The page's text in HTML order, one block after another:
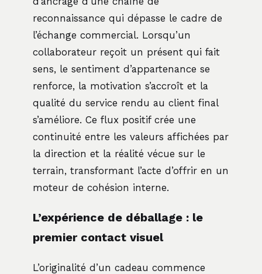
reconnaissance qui dépasse le cadre de
l’échange commercial. Lorsqu’un
collaborateur reçoit un présent qui fait
sens, le sentiment d’appartenance se
renforce, la motivation s’accroît et la
qualité du service rendu au client final
s’améliore. Ce flux positif crée une
continuité entre les valeurs affichées par
la direction et la réalité vécue sur le
terrain, transformant l’acte d’offrir en un
moteur de cohésion interne.
L’expérience de déballage : le
premier contact visuel
L’originalité d’un cadeau commence